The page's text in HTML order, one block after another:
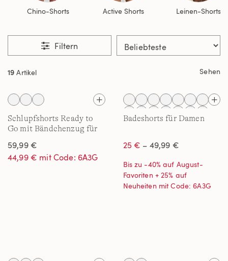
Chino-Shorts Active Shorts Leinen-Shorts
Filtern
19 Artikel Sehen
Schlupfshorts Ready to
Go mit Bändchenzug für
59,99 €
44,99 € mit Code: 6A3G
Badeshorts für Damen
25 € – 49,99 €
Bis zu -40% auf August-
Favoriten + 25% auf
Neuheiten mit Code: 6A3G